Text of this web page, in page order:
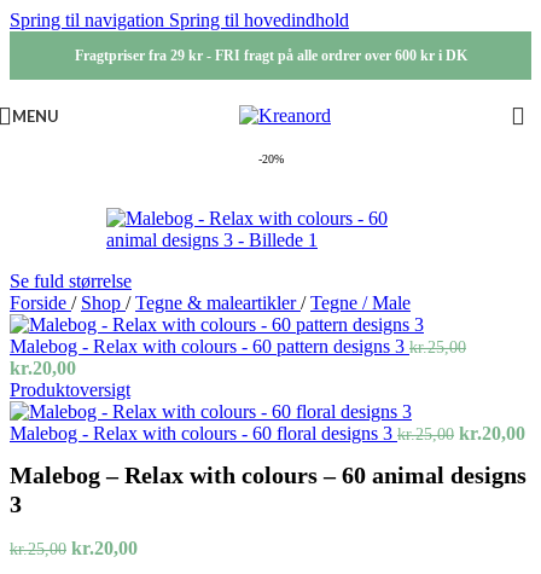
Spring til navigation Spring til hovedindhold
Fragtpriser fra 29 kr - FRI fragt på alle ordrer over 600 kr i DK
MENU
-20%
Se fuld størrelse
Forside / Shop / Tegne & maleartikler/ Tegne / Male
Malebog - Relax with colours - 60 pattern designs 3 kr.25,00
Den
oprindelige
pris
var:
kr.20,00Den
aktuelle
pris
er:
Produktoversigt
Malebog - Relax with colours - 60 floral designs 3 kr.25,00 Den
pris
kr.20,00
Malebog – Relax with colours – 60 animal designs
3
kr.25,00 Den
kr.20,00Den